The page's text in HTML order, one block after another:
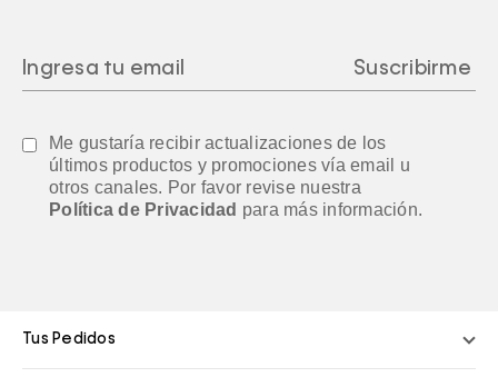
Me gustaría recibir actualizaciones de los
últimos productos y promociones vía email u
otros canales. Por favor revise nuestra
Política de Privacidad para más información.
Tus Pedidos